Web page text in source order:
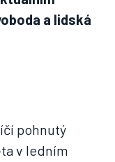
a lidská
pohnutý
v ledním